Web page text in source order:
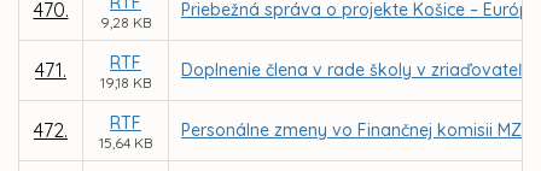
470.
9,28 KB
Priebežná správa o projekte Košice –
471. RTF
19,18 KB
Doplnenie člena v rade školy v
472. RTF
15,64 KB
Personálne zmeny vo Finančnej komisii MZ